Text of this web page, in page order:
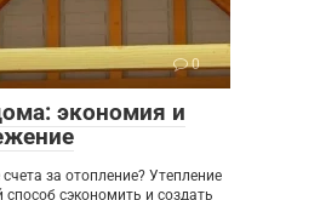
0
экономия и
за отопление? Утепление
сэкономить и создать